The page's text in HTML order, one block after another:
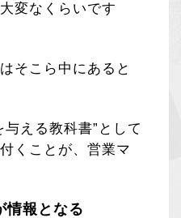
変なくらいです
そこら中にあると
える教科書”として
くことが、営業マ
情報となる